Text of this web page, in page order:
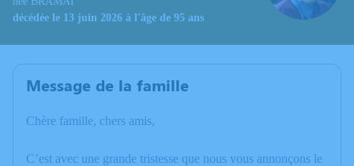
décédée le 13 juin 2026 à l'âge de 95 ans
Message de la famille
Chère famille, chers amis,
C’est avec une grande tristesse que nous vous annonçons le